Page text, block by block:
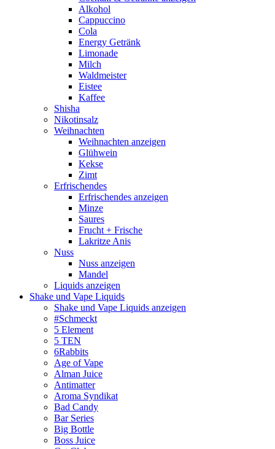
Alkohol
Cappuccino
Cola
Energy Getränk
Limonade
Milch
Waldmeister
Eistee
Kaffee
Shisha
Nikotinsalz
Weihnachten
Weihnachten anzeigen
Glühwein
Kekse
Zimt
Erfrischendes
Erfrischendes anzeigen
Minze
Saures
Frucht + Frische
Lakritze Anis
Nuss
Nuss anzeigen
Mandel
Liquids anzeigen
Shake und Vape Liquids
Shake und Vape Liquids anzeigen
#Schmeckt
5 Element
5 TEN
6Rabbits
Age of Vape
Alman Juice
Antimatter
Aroma Syndikat
Bad Candy
Bar Series
Big Bottle
Boss Juice